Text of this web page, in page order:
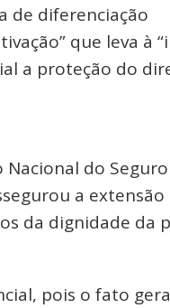
de diferenciação
que leva à
a proteção do
do Seguro
a
da dignidade da
pois o fato